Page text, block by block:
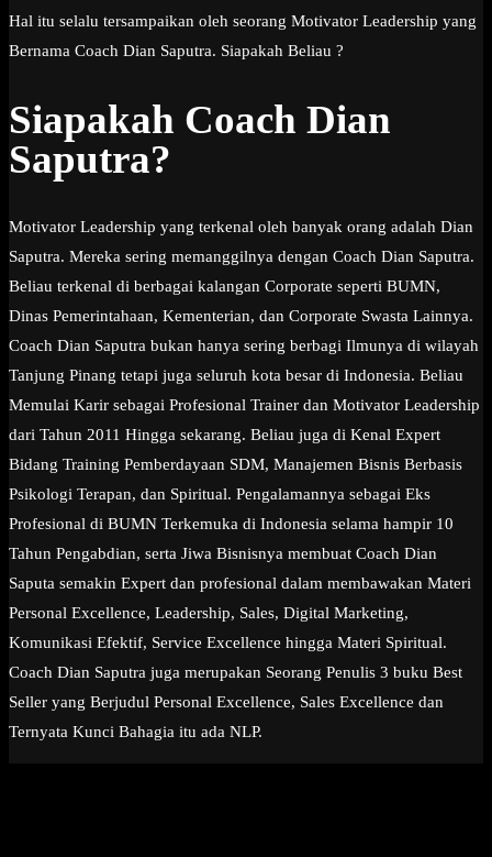
Hal itu selalu tersampaikan oleh seorang Motivator Leadership yang
Bernama Coach Dian Saputra. Siapakah Beliau ?
Siapakah Coach Dian
Saputra?
Motivator Leadership yang terkenal oleh banyak orang adalah Dian
Saputra. Mereka sering memanggilnya dengan Coach Dian Saputra.
Beliau terkenal di berbagai kalangan Corporate seperti BUMN,
Dinas Pemerintahaan, Kementerian, dan Corporate Swasta Lainnya.
Coach Dian Saputra bukan hanya sering berbagi Ilmunya di wilayah
Tanjung Pinang tetapi juga seluruh kota besar di Indonesia. Beliau
Memulai Karir sebagai Profesional Trainer dan Motivator Leadership
dari Tahun 2011 Hingga sekarang. Beliau juga di Kenal Expert
Bidang Training Pemberdayaan SDM, Manajemen Bisnis Berbasis
Psikologi Terapan, dan Spiritual. Pengalamannya sebagai Eks
Profesional di BUMN Terkemuka di Indonesia selama hampir 10
Tahun Pengabdian, serta Jiwa Bisnisnya membuat Coach Dian
Saputa semakin Expert dan profesional dalam membawakan Materi
Personal Excellence, Leadership, Sales, Digital Marketing,
Komunikasi Efektif, Service Excellence hingga Materi Spiritual.
Coach Dian Saputra juga merupakan Seorang Penulis 3 buku Best
Seller yang Berjudul Personal Excellence, Sales Excellence dan
Ternyata Kunci Bahagia itu ada NLP.